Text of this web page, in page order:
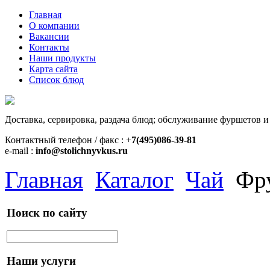
Главная
О компании
Вакансии
Контакты
Наши продукты
Карта сайта
Список блюд
Доставка, сервировка, раздача блюд; обслуживание фуршетов
Контактный телефон / факс : +7(495)086-39-81
e-mail : info@stolichnyvkus.ru
Главная Каталог Чай
Поиск по сайту
Наши услуги